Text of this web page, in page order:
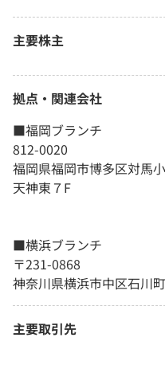
主要株主
拠点・関連会社
■福岡ブランチ
812-0020
福岡県福岡市博多区対馬
天神東７F
■横浜ブランチ
〒231-0868
神奈川県横浜市中区石川
主要取引先